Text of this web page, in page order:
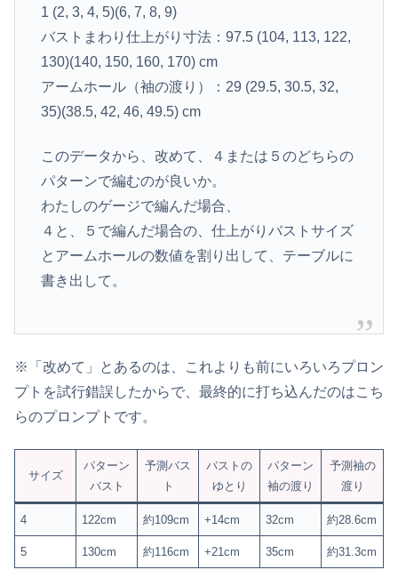
1 (2, 3, 4, 5)(6, 7, 8, 9)
バストまわり仕上がり寸法：97.5 (104, 113, 122,
130)(140, 150, 160, 170) cm
アームホール（袖の渡り）：29 (29.5, 30.5, 32,
35)(38.5, 42, 46, 49.5) cm
このデータから、改めて、４または５のどちらの
パターンで編むのが良いか。
わたしのゲージで編んだ場合、
４と、５で編んだ場合の、仕上がりバストサイズ
とアームホールの数値を割り出して、テーブルに
書き出して。
※「改めて」とあるのは、これよりも前にいろいろプロン
プトを試行錯誤したからで、最終的に打ち込んだのはこち
らのプロンプトです。
サイズ
パターン
バスト
予測バス
ト
バストの
ゆとり
パターン
袖の渡り
予測袖の
渡り
4 122cm 約109cm +14cm 32cm 約28.6cm
5 130cm 約116cm +21cm 35cm 約31.3cm